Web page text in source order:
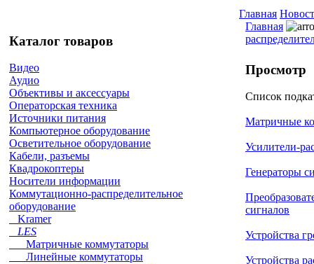
Главная
Каталог товаров
Видео
Аудио
Объективы и аксессуары
Операторская техника
Источники питания
Компьютерное оборудование
Осветительное оборудование
Кабели, разъемы
Квадрокоптеры
Носители информации
Коммутационно-распределительное
оборудование
Kramer
LES
Матричные коммутаторы
Линейные коммутаторы
Главная
Просмотр
Список
Матричные
Усилители-
Генераторы
сигналов
Устройства
Устройства